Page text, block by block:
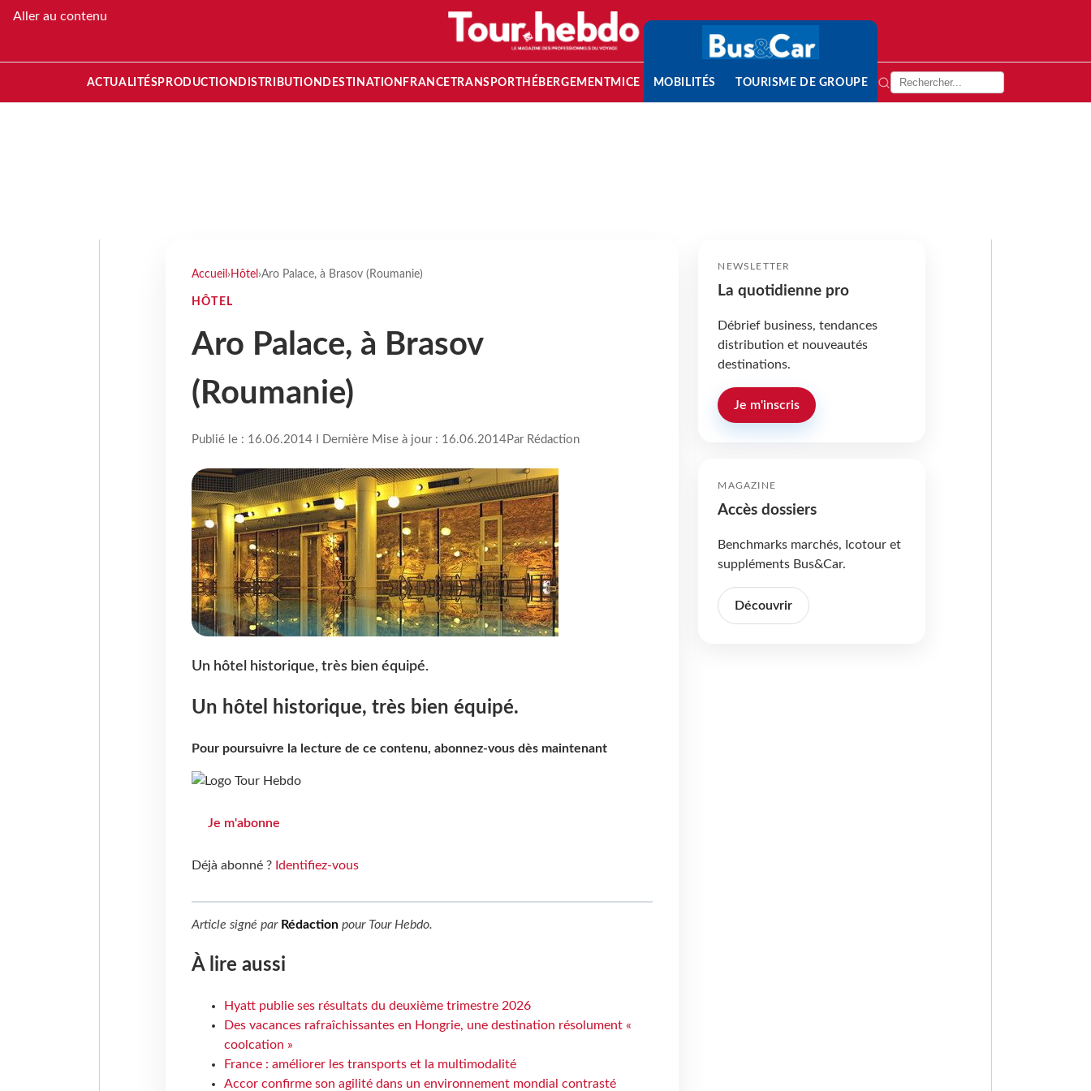
Aller au contenu
ACTUALITÉS PRODUCTION DISTRIBUTION DESTINATION FRANCETRANSPORT HÉBERGEMENTMICE MOBILITÉS TOURISME DE GROUPE
Accueil › Hôtel ›Aro Palace, à Brasov (Roumanie)
HÔTEL
Aro Palace, à Brasov
(Roumanie)
Publié le : 16.06.2014 I Dernière Mise à jour : 16.06.2014Par Rédaction
Un hôtel historique, très bien équipé.
Un hôtel historique, très bien équipé.
Pour poursuivre la lecture de ce contenu, abonnez-vous dès maintenant
Je m'abonne
Déjà abonné ? Identifiez-vous
Article signé par Rédactionpour Tour Hebdo.
À lire aussi
Hyatt publie ses résultats du deuxième trimestre 2026
Des vacances rafraîchissantes en Hongrie, une destination résolument «
coolcation »
France : améliorer les transports et la multimodalité
Accor confirme son agilité dans un environnement mondial contrasté
NEWSLETTER
La quotidienne pro
Débrief business, tendances
distribution et nouveautés
destinations.
Je m'inscris
MAGAZINE
Accès dossiers
Benchmarks marchés, Icotour et
suppléments Bus&Car.
Découvrir